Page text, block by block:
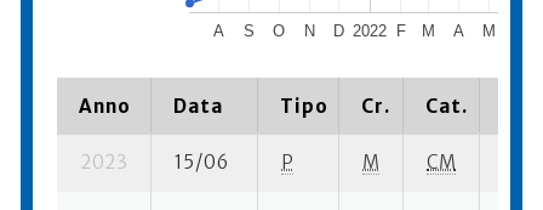
2022
A S O N D F M A M
Anno Data Tipo Cr. Cat.
2023 15/06 P M CM